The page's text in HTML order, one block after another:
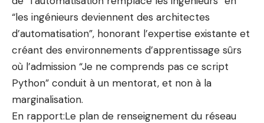
“les ingénieurs deviennent des architectes
d’automatisation”, honorant l’expertise existante et
créant des environnements d’apprentissage sûrs
où l’admission “Je ne comprends pas ce script
Python” conduit à un mentorat, et non à la
marginalisation.
En rapport:Le plan de renseignement du réseau